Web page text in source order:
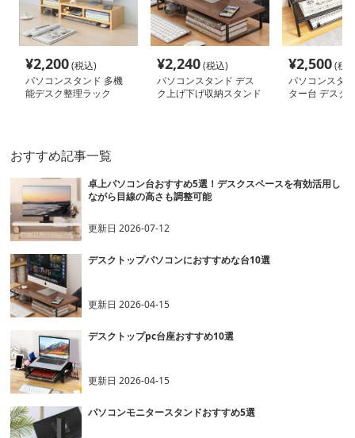
¥2,200(税込)
パソコンスタンド 多機
能デスク整理ラック
¥2,240(税込)
パソコンスタンド デス
ク上げ下げ収納スタンド
¥2,500(税
パソコンスタ
ター台 デスク
おすすめ記事一覧
卓上パソコン台おすすめ5選！デスクスペースを有効活用し
ながら目線の高さも調整可能
更新日2026-07-12
デスクトップパソコンにおすすめな台10選
更新日2026-04-15
デスクトップpc台座おすすめ10選
更新日2026-04-15
パソコンモニタースタンドおすすめ5選